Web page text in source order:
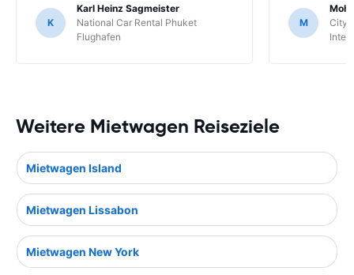
Dank nichts passiert.
K
Karl Heinz Sagmeister
National Car Rental Phuket
Flughafen
M
City
Weitere Mietwagen Reiseziele
Mietwagen Island
Mietwagen Lissabon
Mietwagen New York